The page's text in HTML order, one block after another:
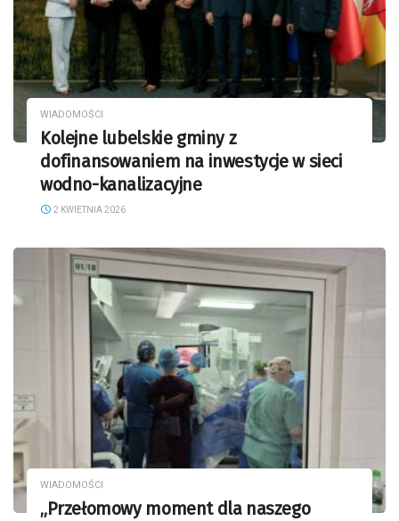
WIADOMOŚCI
Kolejne lubelskie gminy z
dofinansowaniem na inwestycje w sieci
wodno-kanalizacyjne
2 KWIETNIA 2026
WIADOMOŚCI
„Przełomowy moment dla naszego